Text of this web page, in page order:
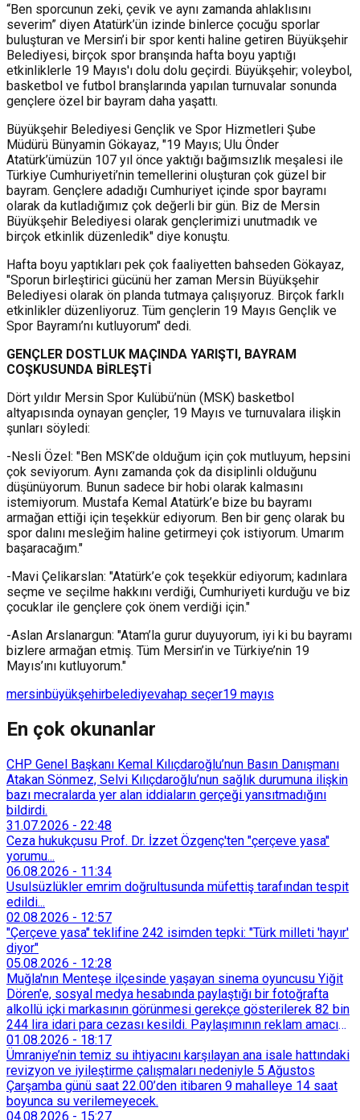
“Ben sporcunun zeki, çevik ve aynı zamanda ahlaklısını
severim” diyen Atatürk’ün izinde binlerce çocuğu sporlar
buluşturan ve Mersin’i bir spor kenti haline getiren Büyükşehir
Belediyesi, birçok spor branşında hafta boyu yaptığı
etkinliklerle 19 Mayıs'ı dolu dolu geçirdi. Büyükşehir; voleybol,
basketbol ve futbol branşlarında yapılan turnuvalar sonunda
gençlere özel bir bayram daha yaşattı.
Büyükşehir Belediyesi Gençlik ve Spor Hizmetleri Şube
Müdürü Bünyamin Gökayaz, "19 Mayıs; Ulu Önder
Atatürk’ümüzün 107 yıl önce yaktığı bağımsızlık meşalesi ile
Türkiye Cumhuriyeti’nin temellerini oluşturan çok güzel bir
bayram. Gençlere adadığı Cumhuriyet içinde spor bayramı
olarak da kutladığımız çok değerli bir gün. Biz de Mersin
Büyükşehir Belediyesi olarak gençlerimizi unutmadık ve
birçok etkinlik düzenledik" diye konuştu.
Hafta boyu yaptıkları pek çok faaliyetten bahseden Gökayaz,
"Sporun birleştirici gücünü her zaman Mersin Büyükşehir
Belediyesi olarak ön planda tutmaya çalışıyoruz. Birçok farklı
etkinlikler düzenliyoruz. Tüm gençlerin 19 Mayıs Gençlik ve
Spor Bayramı’nı kutluyorum" dedi.
GENÇLER DOSTLUK MAÇINDA YARIŞTI, BAYRAM
COŞKUSUNDA BİRLEŞTİ
Dört yıldır Mersin Spor Kulübü’nün (MSK) basketbol
altyapısında oynayan gençler, 19 Mayıs ve turnuvalara ilişkin
şunları söyledi:
-Nesli Özel: "Ben MSK’de olduğum için çok mutluyum, hepsini
çok seviyorum. Aynı zamanda çok da disiplinli olduğunu
düşünüyorum. Bunun sadece bir hobi olarak kalmasını
istemiyorum. Mustafa Kemal Atatürk’e bize bu bayramı
armağan ettiği için teşekkür ediyorum. Ben bir genç olarak bu
spor dalını mesleğim haline getirmeyi çok istiyorum. Umarım
başaracağım."
-Mavi Çelikarslan: "Atatürk’e çok teşekkür ediyorum; kadınlara
seçme ve seçilme hakkını verdiği, Cumhuriyeti kurduğu ve biz
çocuklar ile gençlere çok önem verdiği için."
-Aslan Arslanargun: "Atam’la gurur duyuyorum, iyi ki bu bayramı
bizlere armağan etmiş. Tüm Mersin’in ve Türkiye’nin 19
Mayıs’ını kutluyorum."
mersinbüyükşehirbelediyevahap seçer19 mayıs
En çok okunanlar
CHP Genel Başkanı Kemal Kılıçdaroğlu’nun Basın Danışmanı
Atakan Sönmez, Selvi Kılıçdaroğlu’nun sağlık durumuna ilişkin
bazı mecralarda yer alan iddiaların gerçeği yansıtmadığını
bildirdi.
31.07.2026 - 22:48
Ceza hukukçusu Prof. Dr. İzzet Özgenç'ten "çerçeve yasa"
yorumu...
06.08.2026 - 11:34
Usulsüzlükler emrim doğrultusunda müfettiş tarafından tespit
edildi...
02.08.2026 - 12:57
"Çerçeve yasa" teklifine 242 isimden tepki: "Türk milleti 'hayır'
diyor"
05.08.2026 - 12:28
Muğla'nın Menteşe ilçesinde yaşayan sinema oyuncusu Yiğit
Dören'e, sosyal medya hesabında paylaştığı bir fotoğrafta
alkollü içki markasının görünmesi gerekçe gösterilerek 82 bin
244 lira idari para cezası kesildi. Paylaşımının reklam amacı
taşımadığını savunan Dören, cezanın iptali için yargıya
başvurdu.
01.08.2026 - 18:17
Ümraniye’nin temiz su ihtiyacını karşılayan ana isale hattındaki
revizyon ve iyileştirme çalışmaları nedeniyle 5 Ağustos
Çarşamba günü saat 22.00’den itibaren 9 mahalleye 14 saat
boyunca su verilemeyecek.
04.08.2026 - 15:27